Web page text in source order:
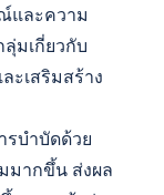
และความ
มเกี่ยวกับ
ะเสริมสร้าง
รบำบัดด้วย
มากขึ้น ส่งผล